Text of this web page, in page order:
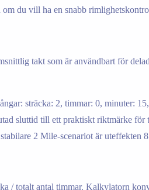
du vill ha en snabb
takt som är användbart för
sträcka: 2, timmar: 0, minuter:
sluttid till ett praktiskt riktmärke
2 Mile-scenariot är
/ totalt antal timmar. Kalkylatorn